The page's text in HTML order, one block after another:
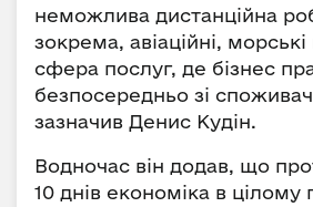
неможлива дистанційна
зокрема, авіаційні,
сфера послуг, де бізнес
безпосередньо зі
зазначив Денис Кудін.
Водночас він додав, що
10 днів економіка в цілому